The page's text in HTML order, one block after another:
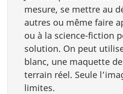
mesure, se mettre au
autres ou même faire
ou à la science-fiction
solution. On peut
blanc, une maquette
terrain réel. Seule
limites.